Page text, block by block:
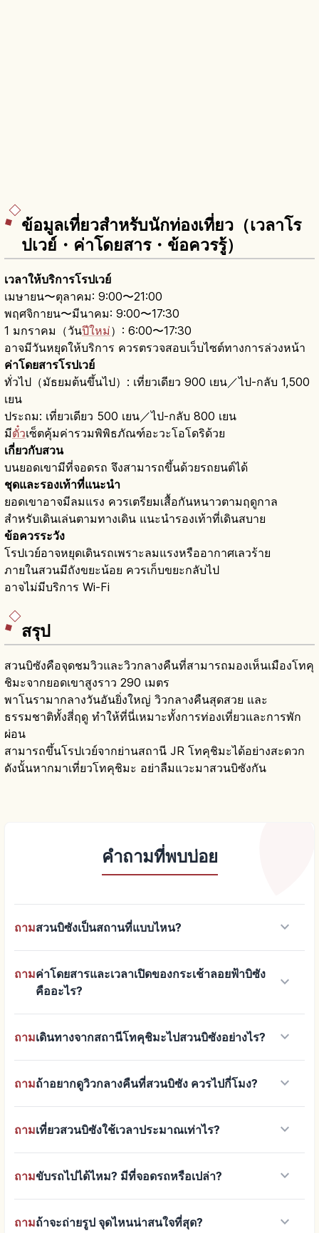
ข้อมูลเที่ยวสำหรับนักท่องเที่ยว（เวลาโร
ปเวย์・ค่าโดยสาร・ข้อควรรู้）
เวลาให้บริการโรปเวย์
เมษายน〜ตุลาคม: 9:00〜21:00
พฤศจิกายน〜มีนาคม: 9:00〜17:30
1 มกราคม（วันปีใหม่）: 6:00〜17:30
อาจมีวันหยุดให้บริการ ควรตรวจสอบเว็บไซต์ทางการล่วงหน้า
ค่าโดยสารโรปเวย์
ทั่วไป（มัธยมต้นขึ้นไป）: เที่ยวเดียว 900 เยน／ไป-กลับ 1,500
เยน
ประถม: เที่ยวเดียว 500 เยน／ไป-กลับ 800 เยน
มีตั๋วเซ็ตคุ้มค่ารวมพิพิธภัณฑ์อะวะโอโดริด้วย
เกี่ยวกับสวน
บนยอดเขามีที่จอดรถ จึงสามารถขึ้นด้วยรถยนต์ได้
ชุดและรองเท้าที่แนะนำ
ยอดเขาอาจมีลมแรง ควรเตรียมเสื้อกันหนาวตามฤดูกาล
สำหรับเดินเล่นตามทางเดิน แนะนำรองเท้าที่เดินสบาย
ข้อควรระวัง
โรปเวย์อาจหยุดเดินรถเพราะลมแรงหรืออากาศเลวร้าย
ภายในสวนมีถังขยะน้อย ควรเก็บขยะกลับไป
อาจไม่มีบริการ Wi-Fi
สรุป
สวนบิซังคือจุดชมวิวและวิวกลางคืนที่สามารถมองเห็นเมืองโทคุ
ชิมะจากยอดเขาสูงราว 290 เมตร
พาโนรามากลางวันอันยิ่งใหญ่ วิวกลางคืนสุดสวย และ
ธรรมชาติทั้งสี่ฤดู ทำให้ที่นี่เหมาะทั้งการท่องเที่ยวและการพัก
ผ่อน
สามารถขึ้นโรปเวย์จากย่านสถานี JR โทคุชิมะได้อย่างสะดวก
ดังนั้นหากมาเที่ยวโทคุชิมะ อย่าลืมแวะมาสวนบิซังกัน
คำถามที่พบบ่อย
ถามสวนบิซังเป็นสถานที่แบบไหน? keyboard_arrow_down
ถามค่าโดยสารและเวลาเปิดของกระเช้าลอยฟ้าบิซัง
คืออะไร?
keyboard_arrow_down
ถามเดินทางจากสถานีโทคุชิมะไปสวนบิซังอย่างไร? keyboard_arrow_down
ถามถ้าอยากดูวิวกลางคืนที่สวนบิซัง ควรไปกี่โมง? keyboard_arrow_down
ถามเที่ยวสวนบิซังใช้เวลาประมาณเท่าไร? keyboard_arrow_down
ถามขับรถไปได้ไหม? มีที่จอดรถหรือเปล่า? keyboard_arrow_down
ถามถ้าจะถ่ายรูป จุดไหนน่าสนใจที่สุด? keyboard_arrow_down